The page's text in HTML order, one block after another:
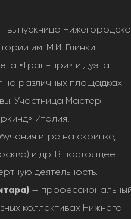
выпускница
им. М.И. Глинки.
«Гран-при» и дуэта
на различных площадках
Участница Мастер –
Италия,
игре на скрипке,
и др. В настоящее
деятельность.
—
коллективах Нижнего